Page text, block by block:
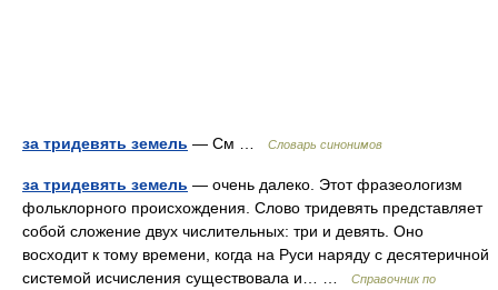
за тридевять земель — См … Словарь синонимов
за тридевять земель — очень далеко. Этот фразеологизм
фольклорного происхождения. Слово тридевять представляет
собой сложение двух числительных: три и девять. Оно
восходит к тому времени, когда на Руси наряду с десятеричной
системой исчисления существовала и… …
Справочник по